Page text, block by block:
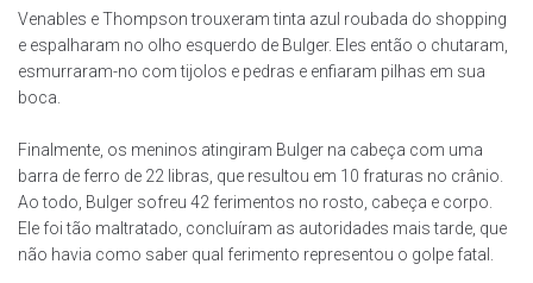
Venables e Thompson trouxeram tinta azul roubada do shopping
e espalharam no olho esquerdo de Bulger. Eles então o chutaram,
esmurraram-no com tijolos e pedras e enfiaram pilhas em sua
boca.
Finalmente, os meninos atingiram Bulger na cabeça com uma
barra de ferro de 22 libras, que resultou em 10 fraturas no crânio.
Ao todo, Bulger sofreu 42 ferimentos no rosto, cabeça e corpo.
Ele foi tão maltratado, concluíram as autoridades mais tarde, que
não havia como saber qual ferimento representou o golpe fatal.